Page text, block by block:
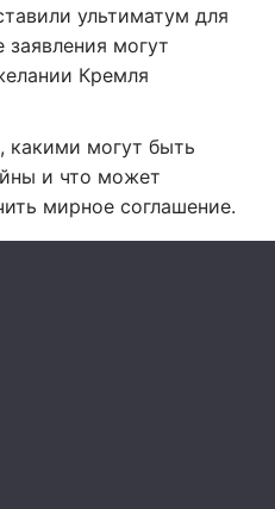
ультиматум для
могут
Кремля
какими могут быть
и что может
мирное соглашение.